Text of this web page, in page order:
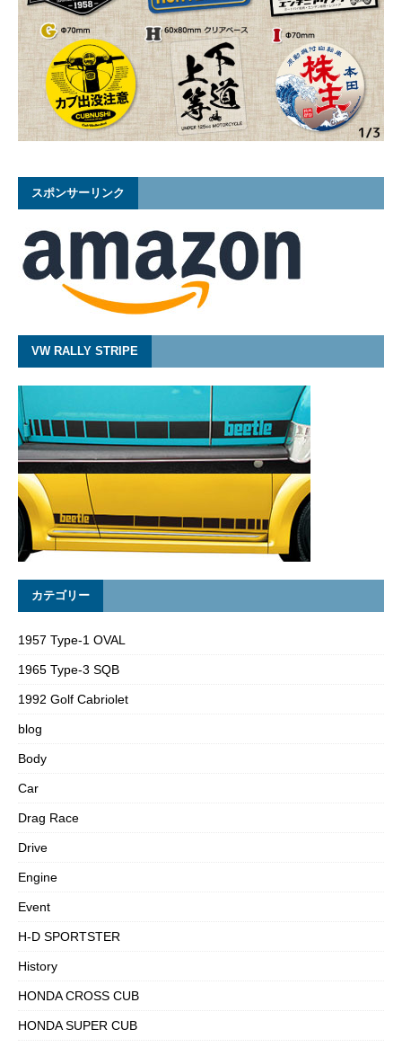
スポンサーリンク
VW RALLY STRIPE
カテゴリー
1957 Type-1 OVAL
1965 Type-3 SQB
1992 Golf Cabriolet
blog
Body
Car
Drag Race
Drive
Engine
Event
H-D SPORTSTER
History
HONDA CROSS CUB
HONDA SUPER CUB